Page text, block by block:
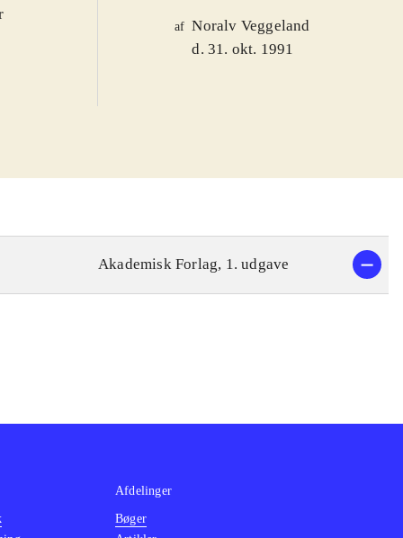
af Noralv Veggeland
d. 31. okt. 1991
Akademisk Forlag, 1. udgave
Afdelinger
Bøger